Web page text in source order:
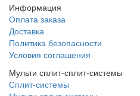
Информация
Оплата заказа
Доставка
Политика безопасности
Условия соглашения
Мульти сплит-сплит-системы
Сплит-системы